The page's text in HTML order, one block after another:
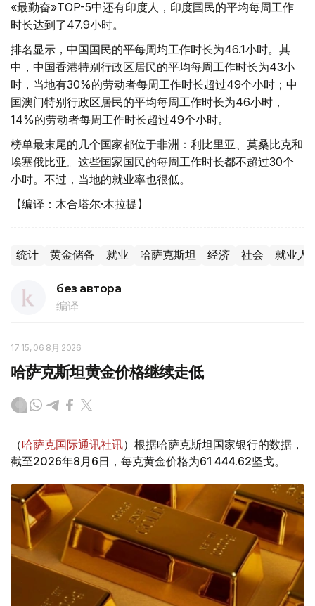
«最勤奋»TOP-5中还有印度人，印度国民的平均每周工作
时长达到了47.9小时。
排名显示，中国国民的平每周均工作时长为46.1小时。其
中，中国香港特别行政区居民的平均每周工作时长为43小
时，当地有30%的劳动者每周工作时长超过49个小时；中
国澳门特别行政区居民的平均每周工作时长为46小时，
14%的劳动者每周工作时长超过49个小时。
榜单最末尾的几个国家都位于非洲：利比里亚、莫桑比克和
埃塞俄比亚。这些国家国民的每周工作时长都不超过30个
小时。不过，当地的就业率也很低。
【编译：木合塔尔·木拉提】
统计 黄金储备 就业 哈萨克斯坦 经济 社会 就业人
без автора
编译
17:15, 06 8月 2026
哈萨克斯坦黄金价格继续走低
（哈萨克国际通讯社讯）根据哈萨克斯坦国家银行的数据，
截至2026年8月6日，每克黄金价格为61 444.62坚戈。